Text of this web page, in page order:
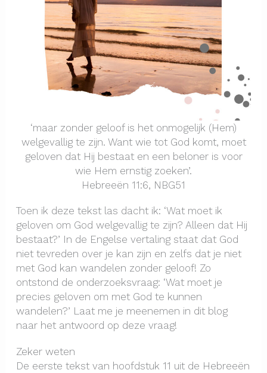
‘maar zonder geloof is het onmogelijk (Hem)
welgevallig te zijn. Want wie tot God komt, moet
geloven dat Hij bestaat en een beloner is voor
wie Hem ernstig zoeken’.
Hebreeën 11:6, NBG51
Toen ik deze tekst las dacht ik: ‘Wat moet ik
geloven om God welgevallig te zijn? Alleen dat Hij
bestaat?’ In de Engelse vertaling staat dat God
niet tevreden over je kan zijn en zelfs dat je niet
met God kan wandelen zonder geloof! Zo
ontstond de onderzoeksvraag: ‘Wat moet je
precies geloven om met God te kunnen
wandelen?’ Laat me je meenemen in dit blog
naar het antwoord op deze vraag!
Zeker weten
De eerste tekst van hoofdstuk 11 uit de Hebreeën